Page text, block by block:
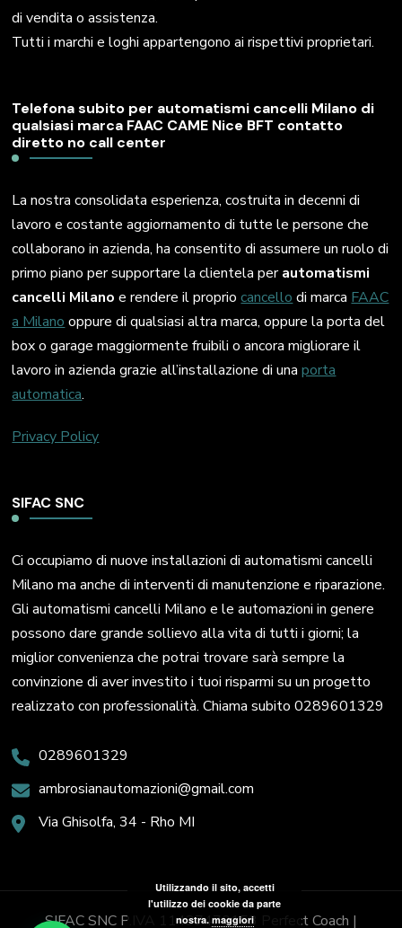
di vendita o assistenza.
Tutti i marchi e loghi appartengono ai rispettivi proprietari.
Telefona subito per automatismi cancelli Milano di
qualsiasi marca FAAC CAME Nice BFT contatto
diretto no call center
La nostra consolidata esperienza, costruita in decenni di
lavoro e costante aggiornamento di tutte le persone che
collaborano in azienda, ha consentito di assumere un ruolo di
primo piano per supportare la clientela perautomatismi
cancelli Milano e rendere il propriocancello di marca FAAC
a Milano oppure di qualsiasi altra marca, oppure la porta del
box o garage maggiormente fruibili o ancora migliorare il
lavoro in azienda grazie all’installazione di unaporta
automatica.
Privacy Policy
SIFAC SNC
Ci occupiamo di nuove installazioni di automatismi cancelli
Milano ma anche di interventi di manutenzione e riparazione.
Gli automatismi cancelli Milano e le automazioni in genere
possono dare grande sollievo alla vita di tutti i giorni; la
miglior convenienza che potrai trovare sarà sempre la
convinzione di aver investito i tuoi risparmi su un progetto
realizzato con professionalità. Chiama subito 0289601329
0289601329
ambrosianautomazioni@gmail.com
Via Ghisolfa, 34 - Rho MI
SIFAC SNC P.IVA 11437470153 Perfect Coach |
Utilizzando il sito, accetti
l'utilizzo dei cookie da parte
nostra. maggiori